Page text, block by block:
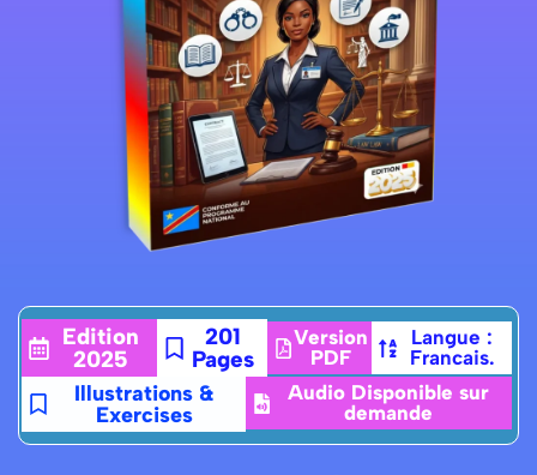
Edition
2025
201
Pages
Version
PDF
Langue :
Francais.
Illustrations &
Exercises
Audio Disponible sur
demande